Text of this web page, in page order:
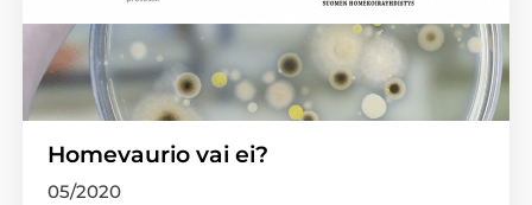
Homevaurio vai ei?
05/2020